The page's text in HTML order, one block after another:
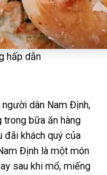
hấp dẫn
dân Nam Định,
bữa ăn hàng
đãi khách quý của
Định là một món
sau khi mổ, miếng